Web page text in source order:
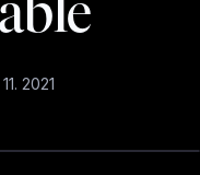
2021